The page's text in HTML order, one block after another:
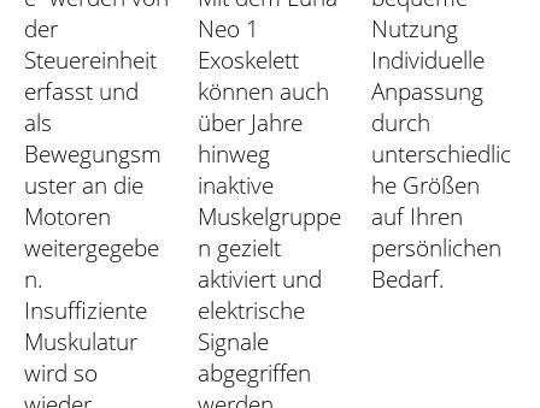
der
Steuereinheit
erfasst und
als
Bewegungsm
uster an die
Motoren
weitergegebe
n.
Insuffiziente
Muskulatur
wird so
Neo 1
Exoskelett
können auch
über Jahre
hinweg
inaktive
Muskelgruppe
n gezielt
aktiviert und
elektrische
Signale
abgegriffen
Nutzung
Individuelle
Anpassung
durch
unterschiedlic
he Größen
auf Ihren
persönlichen
Bedarf.